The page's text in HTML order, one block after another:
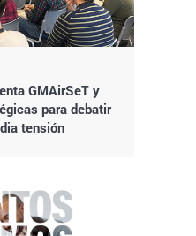
GMAirSeT y
para debatir
tensión